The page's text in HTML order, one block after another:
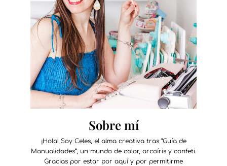
Sobre mí
¡Hola! Soy Celes, el alma creativa tras “Guía de
Manualidades”, un mundo de color, arcoíris y confeti.
Gracias por estar por aquí y por permitirme